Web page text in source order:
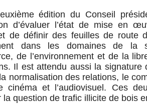
édition du Conseil
d’évaluer l’état de mise en
de définir des feuilles de route
dans les domaines de la
de l’environnement et de la
Il est attendu aussi la signature
normalisation des relations, le
cinéma et l’audiovisuel. Ces
la question de trafic illicite de bois